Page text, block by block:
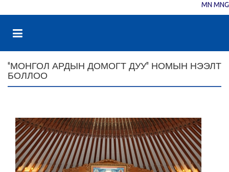
MN MNG
“МОНГОЛ АРДЫН ДОМОГТ ДУУ” НОМЫН НЭЭЛТ
БОЛЛОО